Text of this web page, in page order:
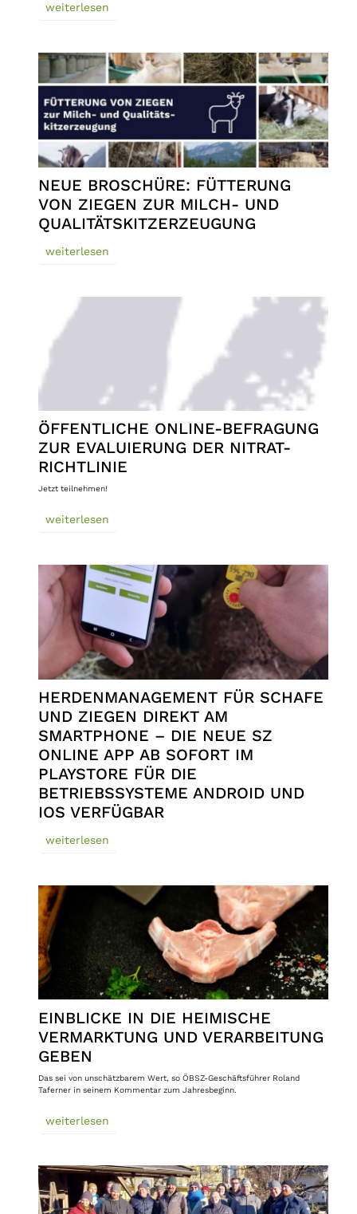
weiterlesen
NEUE BROSCHÜRE: FÜTTERUNG
VON ZIEGEN ZUR MILCH- UND
QUALITÄTSKITZERZEUGUNG
weiterlesen
ÖFFENTLICHE ONLINE-BEFRAGUNG
ZUR EVALUIERUNG DER NITRAT-
RICHTLINIE
Jetzt teilnehmen!
weiterlesen
HERDENMANAGEMENT FÜR SCHAFE
UND ZIEGEN DIREKT AM
SMARTPHONE – DIE NEUE SZ
ONLINE APP AB SOFORT IM
PLAYSTORE FÜR DIE
BETRIEBSSYSTEME ANDROID UND
IOS VERFÜGBAR
weiterlesen
EINBLICKE IN DIE HEIMISCHE
VERMARKTUNG UND VERARBEITUNG
GEBEN
Das sei von unschätzbarem Wert, so ÖBSZ-Geschäftsführer Roland
Taferner in seinem Kommentar zum Jahresbeginn.
weiterlesen